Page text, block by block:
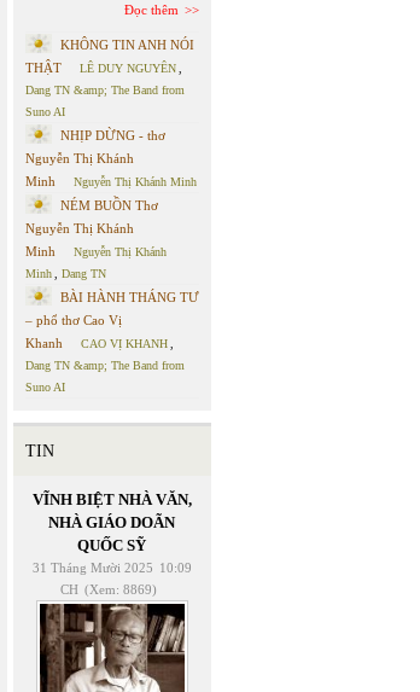
Đọc thêm
KHÔNG TIN ANH NÓI
THẬT
LÊ DUY NGUYÊN
Dang TN &amp; The Band from
Suno AI
NHỊP DỪNG - thơ
Nguyễn Thị Khánh
Minh
Nguyễn Thị Khánh Minh
NÉM BUỒN Thơ
Nguyễn Thị Khánh
Minh
Nguyễn Thị Khánh
Minh
Dang TN
BÀI HÀNH THÁNG TƯ
– phổ thơ Cao Vị
Khanh
CAO VỊ KHANH
Dang TN &amp; The Band from
Suno AI
TIN
VĨNH BIỆT NHÀ VĂN,
NHÀ GIÁO DOÃN
QUỐC SỸ
31 Tháng Mười 2025 10:09
CH (Xem: 8869)